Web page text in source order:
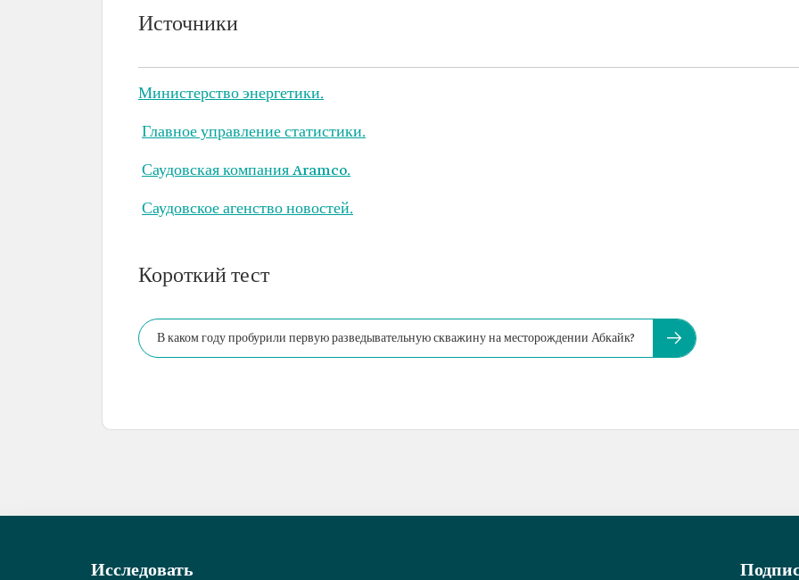
Источники
Министерство энергетики.
Главное управление статистики.
Саудовская компания Aramco.
Саудовское агенство новостей.
Короткий тест
В каком году пробурили первую разведывательную скважину на месторождении Абкайк?
Исследовать